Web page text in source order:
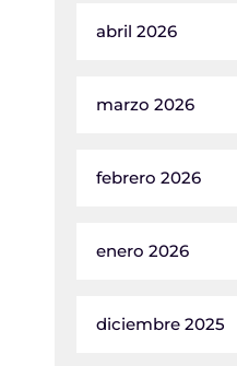
abril 2026
marzo 2026
febrero 2026
enero 2026
diciembre 2025